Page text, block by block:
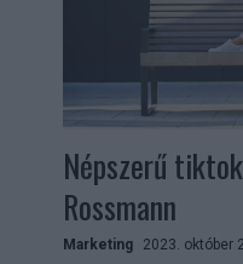
Népszerű
Rossmann
Marketing 2023. október